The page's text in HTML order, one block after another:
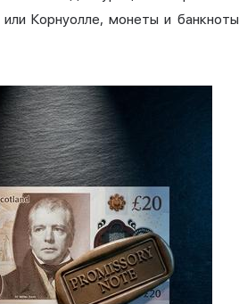
Корнуолле, монеты и банкноты